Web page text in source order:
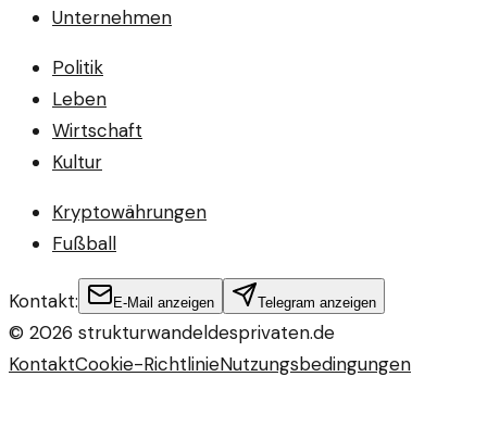
Unternehmen
Politik
Leben
Wirtschaft
Kultur
Kryptowährungen
Fußball
Kontakt: E-Mail anzeigen Telegram anzeigen
© 2026 strukturwandeldesprivaten.de
KontaktCookie-RichtlinieNutzungsbedingungen